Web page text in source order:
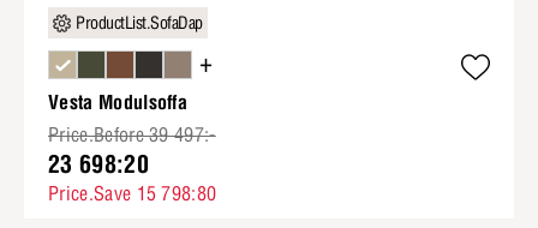
ProductList.SofaDap
+
Vesta Modulsoffa
Price.Before 39 497:-
23 698:20
Price.Save 15 798:80